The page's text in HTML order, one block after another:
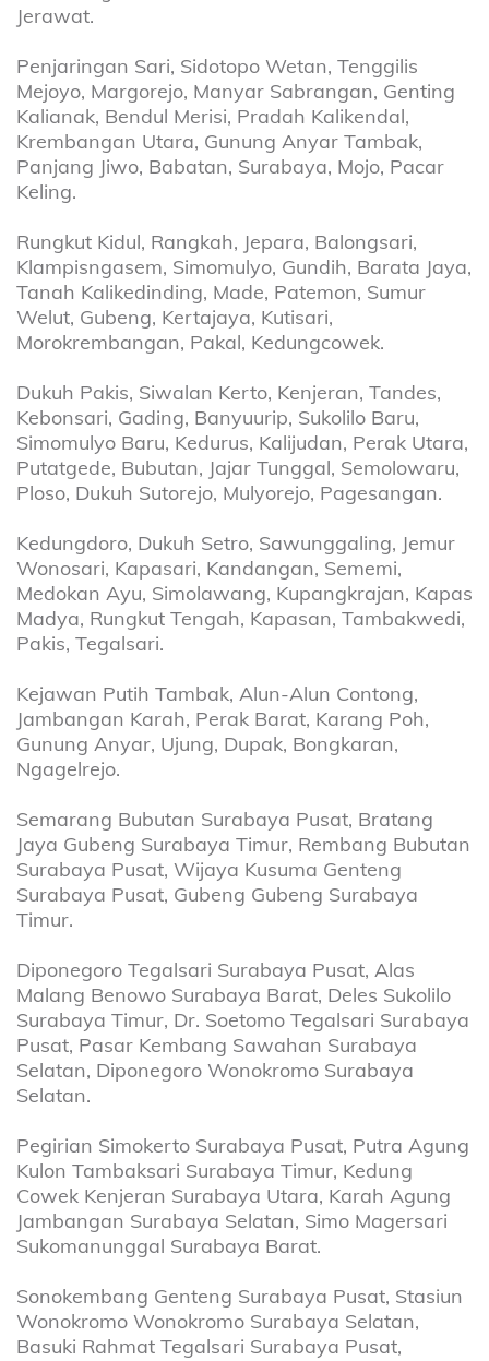
Jerawat.
Penjaringan Sari, Sidotopo Wetan, Tenggilis
Mejoyo, Margorejo, Manyar Sabrangan, Genting
Kalianak, Bendul Merisi, Pradah Kalikendal,
Krembangan Utara, Gunung Anyar Tambak,
Panjang Jiwo, Babatan, Surabaya, Mojo, Pacar
Keling.
Rungkut Kidul, Rangkah, Jepara, Balongsari,
Klampisngasem, Simomulyo, Gundih, Barata Jaya,
Tanah Kalikedinding, Made, Patemon, Sumur
Welut, Gubeng, Kertajaya, Kutisari,
Morokrembangan, Pakal, Kedungcowek.
Dukuh Pakis, Siwalan Kerto, Kenjeran, Tandes,
Kebonsari, Gading, Banyuurip, Sukolilo Baru,
Simomulyo Baru, Kedurus, Kalijudan, Perak Utara,
Putatgede, Bubutan, Jajar Tunggal, Semolowaru,
Ploso, Dukuh Sutorejo, Mulyorejo, Pagesangan.
Kedungdoro, Dukuh Setro, Sawunggaling, Jemur
Wonosari, Kapasari, Kandangan, Sememi,
Medokan Ayu, Simolawang, Kupangkrajan, Kapas
Madya, Rungkut Tengah, Kapasan, Tambakwedi,
Pakis, Tegalsari.
Kejawan Putih Tambak, Alun-Alun Contong,
Jambangan Karah, Perak Barat, Karang Poh,
Gunung Anyar, Ujung, Dupak, Bongkaran,
Ngagelrejo.
Semarang Bubutan Surabaya Pusat, Bratang
Jaya Gubeng Surabaya Timur, Rembang Bubutan
Surabaya Pusat, Wijaya Kusuma Genteng
Surabaya Pusat, Gubeng Gubeng Surabaya
Timur.
Diponegoro Tegalsari Surabaya Pusat, Alas
Malang Benowo Surabaya Barat, Deles Sukolilo
Surabaya Timur, Dr. Soetomo Tegalsari Surabaya
Pusat, Pasar Kembang Sawahan Surabaya
Selatan, Diponegoro Wonokromo Surabaya
Selatan.
Pegirian Simokerto Surabaya Pusat, Putra Agung
Kulon Tambaksari Surabaya Timur, Kedung
Cowek Kenjeran Surabaya Utara, Karah Agung
Jambangan Surabaya Selatan, Simo Magersari
Sukomanunggal Surabaya Barat.
Sonokembang Genteng Surabaya Pusat, Stasiun
Wonokromo Wonokromo Surabaya Selatan,
Basuki Rahmat Tegalsari Surabaya Pusat,